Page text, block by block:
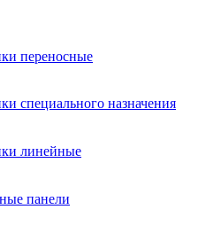
переносные
специального назначения
линейные
панели